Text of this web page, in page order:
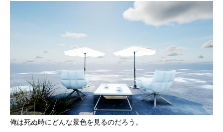
俺は死ぬ時にどんな景色を見るのだろう。